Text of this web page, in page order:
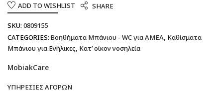
ADD TO WISHLIST SHARE
SKU: 0809155
CATEGORIES: Βοηθήματα Mπάνιου - WC για ΑΜΕΑ, Καθίσματα
Μπάνιου για Ενήλικες, Κατ’ οίκον νοσηλεία
MobiakCare
ΥΠΗΡΕΣΊΕΣ ΑΓΟΡΏΝ